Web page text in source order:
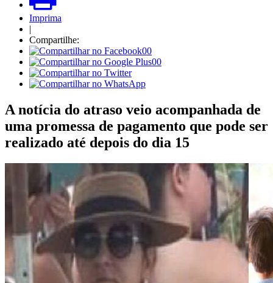
Imprima
|
Compartilhe:
00
00
A notícia do atraso veio acompanhada de
uma promessa de pagamento que pode ser
realizado até depois do dia 15